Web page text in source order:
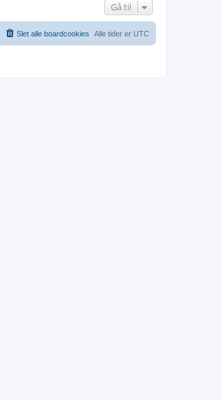
Gå til
Alle tider er UTC
Slet alle boardcookies